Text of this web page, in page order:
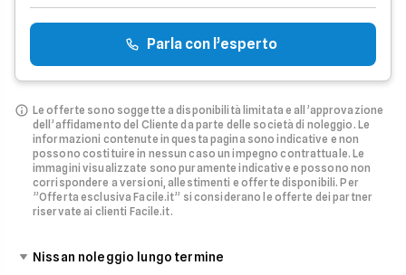
Parla con l’esperto
Le offerte sono soggette a disponibilità limitata e all’approvazione
dell’affidamento del Cliente da parte delle società di noleggio. Le
informazioni contenute in questa pagina sono indicative e non
possono costituire in nessun caso un impegno contrattuale. Le
immagini visualizzate sono puramente indicative e possono non
corrispondere a versioni, allestimenti e offerte disponibili. Per
”Offerta esclusiva Facile.it” si considerano le offerte dei partner
riservate ai clienti Facile.it.
Nissan noleggio lungo termine